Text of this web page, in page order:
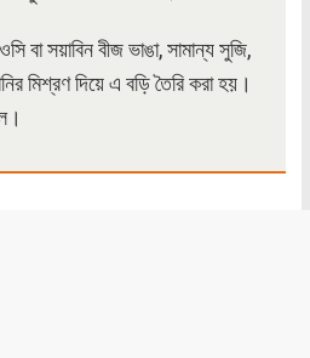
বা সয়াবিন বীজ ভাঙা, সামান্য সুজি,
মিশ্রণ দিয়ে এ বড়ি তৈরি করা হয়।